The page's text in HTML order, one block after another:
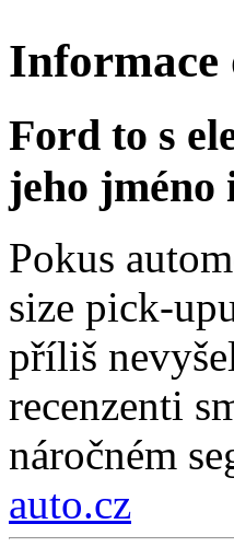
Ford to s
jeho
Pokus
size pick-
příliš
recenzenti
náročném
auto.cz